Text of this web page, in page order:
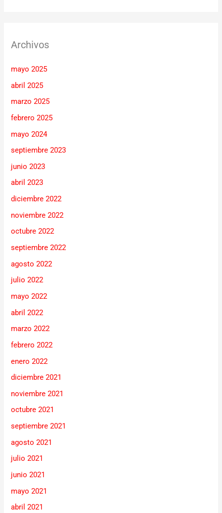
Archivos
mayo 2025
abril 2025
marzo 2025
febrero 2025
mayo 2024
septiembre 2023
junio 2023
abril 2023
diciembre 2022
noviembre 2022
octubre 2022
septiembre 2022
agosto 2022
julio 2022
mayo 2022
abril 2022
marzo 2022
febrero 2022
enero 2022
diciembre 2021
noviembre 2021
octubre 2021
septiembre 2021
agosto 2021
julio 2021
junio 2021
mayo 2021
abril 2021